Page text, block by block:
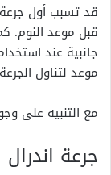
قد تسبب أول جرعة
قبل موعد النوم.
جانبية عند
موعد لتناول
مع التنبيه على
جرعة